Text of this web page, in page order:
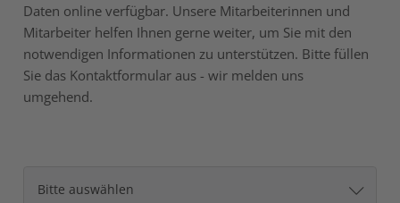
Daten online verfügbar. Unsere Mitarbeiterinnen und
Mitarbeiter helfen Ihnen gerne weiter, um Sie mit den
notwendigen Informationen zu unterstützen. Bitte füllen
Sie das Kontaktformular aus - wir melden uns
umgehend.